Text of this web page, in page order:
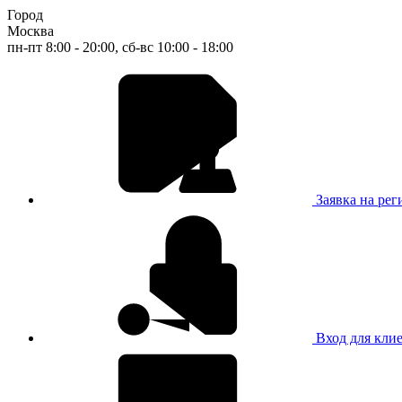
Город
Москва
пн-пт 8:00 - 20:00, сб-вс 10:00 - 18:00
Заявка на
Вход для